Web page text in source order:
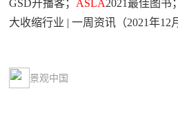
GSD开播客； ASLA2021最佳图书
大收缩行业 | 一周资讯（2021年12
景观中国